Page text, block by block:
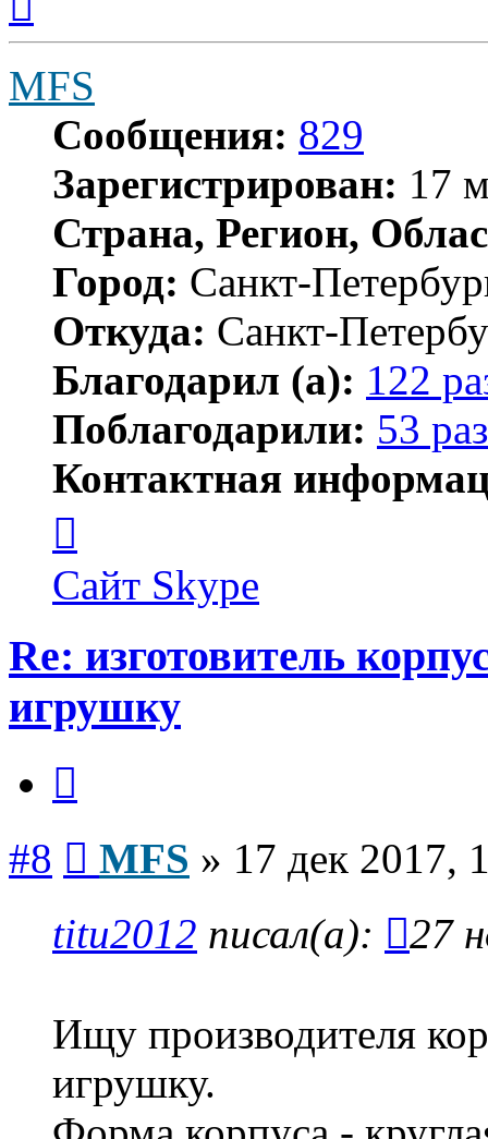
началу
MFS
Сообщения: 829
Зарегистрирован: 17
Страна, Регион,
Город: Санкт-
Откуда: Санкт-
Благодарил (а): 122
Поблагодарили: 53
Контактная
пользователя
MFS
Сайт Skype
Re: изготовитель
игрушку
#8 MFS » 17 дек 2017,
titu2012 писал(а): 27
Ищу производителя
игрушку.